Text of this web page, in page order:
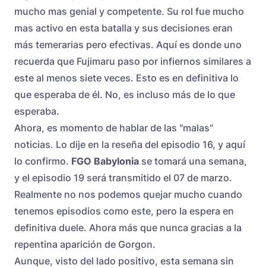
mucho mas genial y competente. Su rol fue mucho
mas activo en esta batalla y sus decisiones eran
más temerarias pero efectivas. Aquí es donde uno
recuerda que Fujimaru paso por infiernos similares a
este al menos siete veces. Esto es en definitiva lo
que esperaba de él. No, es incluso más de lo que
esperaba.
Ahora, es momento de hablar de las "malas"
noticias. Lo dije en la reseña del episodio 16, y aquí
lo confirmo. FGO Babylonia se tomará una semana,
y el episodio 19 será transmitido el 07 de marzo.
Realmente no nos podemos quejar mucho cuando
tenemos episodios como este, pero la espera en
definitiva duele. Ahora más que nunca gracias a la
repentina aparición de Gorgon.
Aunque, visto del lado positivo, esta semana sin